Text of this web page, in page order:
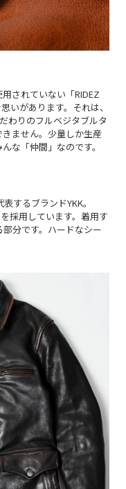
されていない「RIDEZ
いがあります。それは、
わりのフルベジタブルタ
ません。少量しか生産
な「仲間」なのです。
するブランドYKK。
採用しています。着用す
分です。ハードなシー